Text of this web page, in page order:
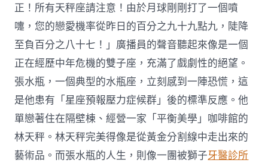
正！所有天秤座請注意！由於月球剛剛打了一個噴
嚏，您的戀愛機率從昨日的百分之九十九點九，陡降
至負百分之八十七！」廣播員的聲音聽起來像是一個
正在經歷中年危機的雙子座，充滿了戲劇性的絕望。
張水瓶，一個典型的水瓶座，立刻感到一陣恐慌，這
是他患有「星座預報壓力症候群」後的標準反應。他
單戀著住在隔壁棟、經營一家「平衡美學」咖啡館的
林天秤。林天秤完美得像是從黃金分割線中走出來的
藝術品。而張水瓶的人生，則像一團被獅子牙醫診所